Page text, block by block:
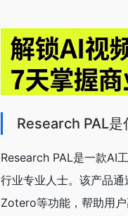
Research PAL是
Research PAL是一款AI
行业专业人士。该产品
Zotero等功能，帮助用户